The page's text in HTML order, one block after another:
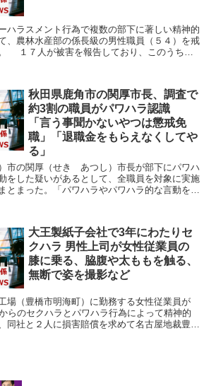
ハラスメント行為で複数の部下に著しい精神的
、農林水産部の係長級の男性職員（５４）を戒
１７人が被害を報告しており、このうち１
秋田県鹿角市の関厚市長、調査で
約3割の職員がパワハラ認識
「言う事聞かないやつは懲戒免
職」「退職金をもらえなくしてや
る」
市の関厚（せき あつし）市長が部下にパワハ
をした疑いがあるとして、全職員を対象に実施
とまった。「パワハラやパワハラ的な言動を受
大王製紙子会社で3年にわたりセ
クハラ 男性上司が女性従業員の
膝に乗る、脇腹や太ももを触る、
無断で姿を撮影など
場（豊橋市明海町）に勤務する女性従業員が
らのセクハラとパワハラ行為によって精神的
同社と２人に損害賠償を求めて名古屋地裁豊橋